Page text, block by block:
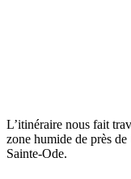
L’itinéraire nous fait
zone humide de près
Sainte-Ode.